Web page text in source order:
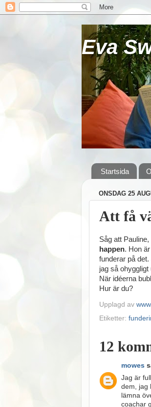
Eva
Startsida
ONSDAG 25
Att få
Såg att
happen. Hon
funderar på
jag så
När idéerna
Hur är du?
Upplagd av
Etiketter:
12
mowes
Jag är
dem, jag
lämna
coachar